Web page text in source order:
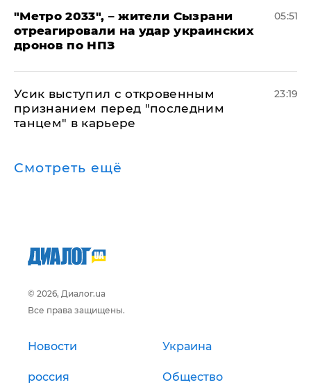
"Метро 2033", – жители Сызрани
отреагировали на удар украинских
дронов по НПЗ
05:51
Усик выступил с откровенным
признанием перед "последним
танцем" в карьере
23:19
Смотреть ещё
© 2026, Диалог.ua
Все права защищены.
Новости Украина
россия Общество